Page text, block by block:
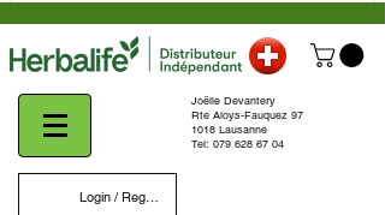
Login / Register
Joëlle Devantery
Rte Aloys-Fauquez 97
1018 Lausanne
Tel: 079 628 67 04